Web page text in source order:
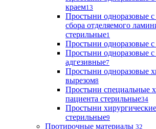
краем13
Простыни одноразовые
сбора отделяемого
стерильные1
Простыни одноразовые с
Простыни одноразовые с
адгезивные7
Простыни одноразовые
вырезом8
Простыни специальные
пациента стерильные34
Простыни
стерильные9
Протирочные материалы 32